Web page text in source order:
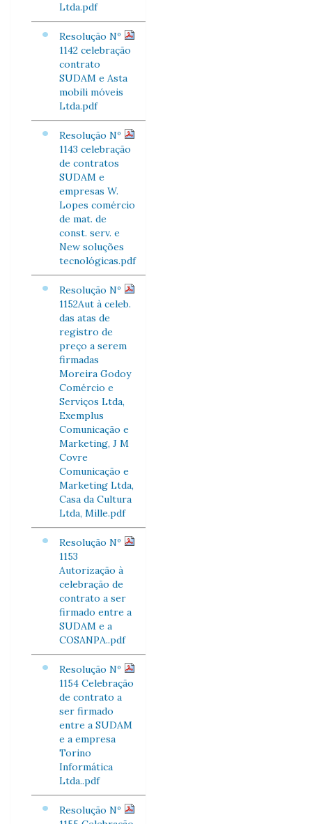
Ltda.pdf
Resolução Nº
1142 celebração
contrato
SUDAM e Asta
mobili móveis
Ltda.pdf
Resolução Nº
1143 celebração
de contratos
SUDAM e
empresas W.
Lopes comércio
de mat. de
const. serv. e
New soluções
tecnológicas.pdf
Resolução Nº
1152Aut à celeb.
das atas de
registro de
preço a serem
firmadas
Moreira Godoy
Comércio e
Serviços Ltda,
Exemplus
Comunicação e
Marketing, J M
Covre
Comunicação e
Marketing Ltda,
Casa da Cultura
Ltda, Mille.pdf
Resolução Nº
1153
Autorização à
celebração de
contrato a ser
firmado entre a
SUDAM e a
COSANPA..pdf
Resolução Nº
1154 Celebração
de contrato a
ser firmado
entre a SUDAM
e a empresa
Torino
Informática
Ltda..pdf
Resolução Nº